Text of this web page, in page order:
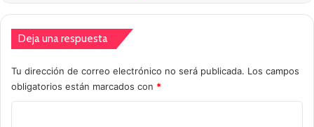
Deja una respuesta
Tu dirección de correo electrónico no será publicada. Los campos
obligatorios están marcados con *